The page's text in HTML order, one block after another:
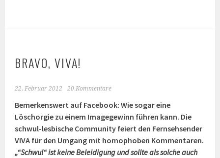
BRAVO, VIVA!
22. Februar 2012 20 Kommentare
Bemerkenswert auf Facebook: Wie sogar eine
Löschorgie zu einem Imagegewinn führen kann. Die
schwul-lesbische Community feiert den Fernsehsender
VIVA für den Umgang mit homophoben Kommentaren.
„“Schwul“ ist keine Beleidigung und sollte als solche auch